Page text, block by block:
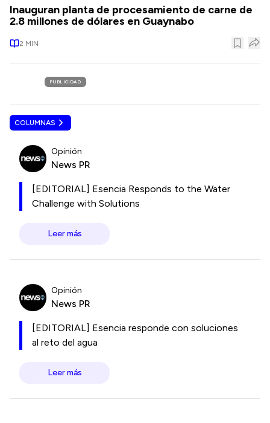
Inauguran planta de procesamiento de carne de
2.8 millones de dólares en Guaynabo
2 MIN
PUBLICIDAD
COLUMNAS
Opinión
News PR
[EDITORIAL] Esencia Responds to the Water
Challenge with Solutions
Leer más
Opinión
News PR
[EDITORIAL] Esencia responde con soluciones
al reto del agua
Leer más